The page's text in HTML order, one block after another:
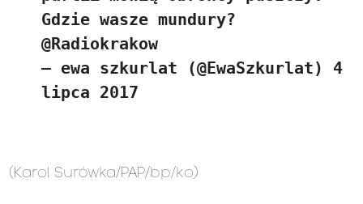
Gdzie wasze mundury?
@Radiokrakow
— ewa szkurlat (@EwaSzkurlat) 4
lipca 2017
(Karol Surówka/PAP/bp/ko)